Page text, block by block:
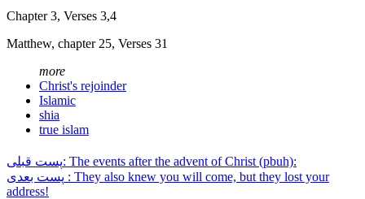
Chapter 3, Verses 3,4
Matthew, chapter 25, Verses 31
more
Christ's rejoinder
Islamic
shia
true islam
پست قبلی: The events after the advent of Christ (pbuh):
پست بعدی : They also knew you will come, but they lost your
address!